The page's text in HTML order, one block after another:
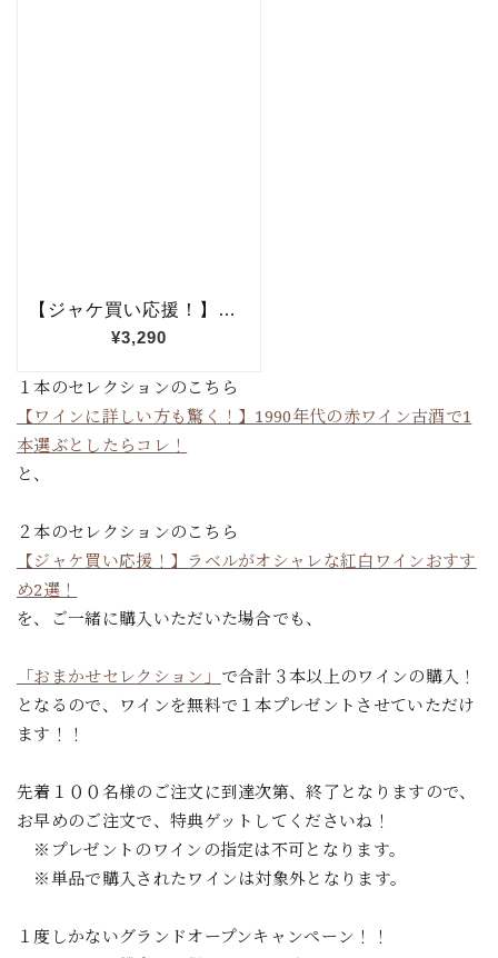
１本のセレクションのこちら
【ワインに詳しい方も驚く！】1990年代の赤ワイン古酒で1
本選ぶとしたらコレ！
と、
２本のセレクションのこちら
【ジャケ買い応援！】ラベルがオシャレな紅白ワインおすす
め2選！
を、ご一緒に購入いただいた場合でも、
「おまかせセレクション」 で合計３本以上のワインの購入！
となるので、ワインを無料で１本プレゼントさせていただけ
ます！！
先着１００名様のご注文に到達次第、終了となりますので、
お早めのご注文で、特典ゲットしてくださいね！
※プレゼントのワインの指定は不可となります。
※単品で購入されたワインは対象外となります。
１度しかないグランドオープンキャンペーン！！